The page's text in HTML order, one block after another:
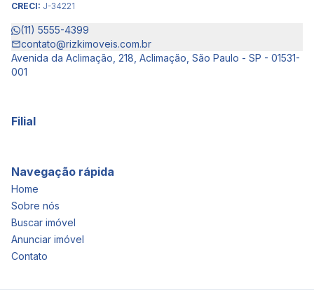
CRECI: J-34221
(11) 5555-4399
contato@rizkimoveis.com.br
Avenida da Aclimação, 218, Aclimação, São Paulo - SP - 01531-
001
Filial
Navegação rápida
Home
Sobre nós
Buscar imóvel
Anunciar imóvel
Contato